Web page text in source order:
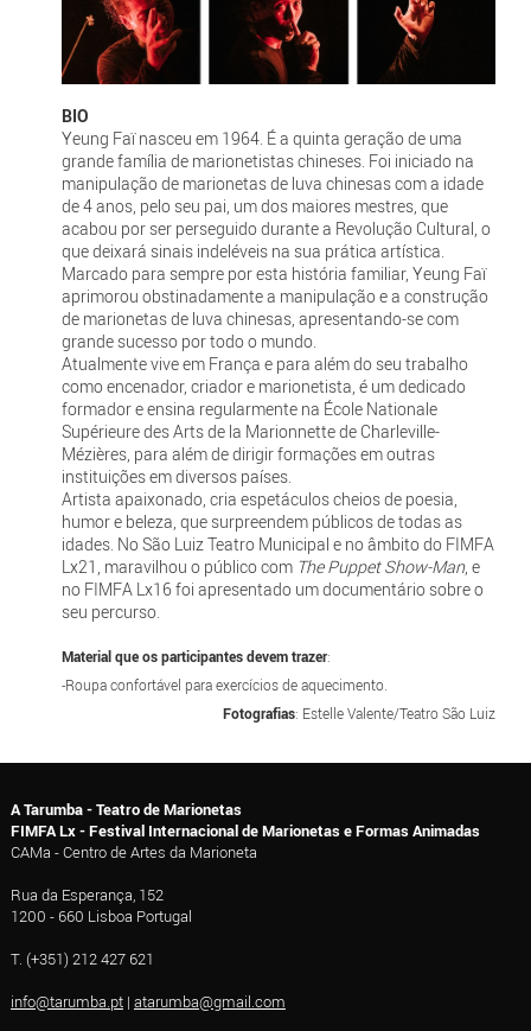
BIO
Yeung Faï nasceu em 1964. É a quinta geração de uma
grande família de marionetistas chineses. Foi iniciado na
manipulação de marionetas de luva chinesas com a idade
de 4 anos, pelo seu pai, um dos maiores mestres, que
acabou por ser perseguido durante a Revolução Cultural, o
que deixará sinais indeléveis na sua prática artística.
Marcado para sempre por esta história familiar, Yeung Faï
aprimorou obstinadamente a manipulação e a construção
de marionetas de luva chinesas, apresentando-se com
grande sucesso por todo o mundo.
Atualmente vive em França e para além do seu trabalho
como encenador, criador e marionetista, é um dedicado
formador e ensina regularmente na École Nationale
Supérieure des Arts de la Marionnette de Charleville-
Mézières, para além de dirigir formações em outras
instituições em diversos países.
Artista apaixonado, cria espetáculos cheios de poesia,
humor e beleza, que surpreendem públicos de todas as
idades. No São Luiz Teatro Municipal e no âmbito do FIMFA
Lx21, maravilhou o público com The Puppet Show-Man, e
no FIMFA Lx16 foi apresentado um documentário sobre o
seu percurso.
Material que os participantes devem trazer:
-Roupa confortável para exercícios de aquecimento.
Fotografias: Estelle Valente/Teatro São Luiz
A Tarumba - Teatro de Marionetas
FIMFA Lx - Festival Internacional de Marionetas e Formas Animadas
CAMa - Centro de Artes da Marioneta
Rua da Esperança, 152
1200 - 660 Lisboa Portugal
T. (+351) 212 427 621
info@tarumba.pt| atarumba@gmail.com